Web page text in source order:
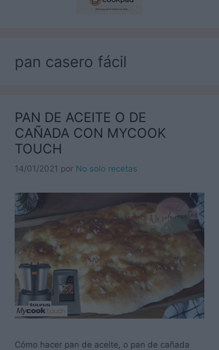
pan casero fácil
PAN DE ACEITE O DE
CAÑADA CON MYCOOK
TOUCH
14/01/2021 por No solo recetas
Cómo hacer pan de aceite, o pan de cañada